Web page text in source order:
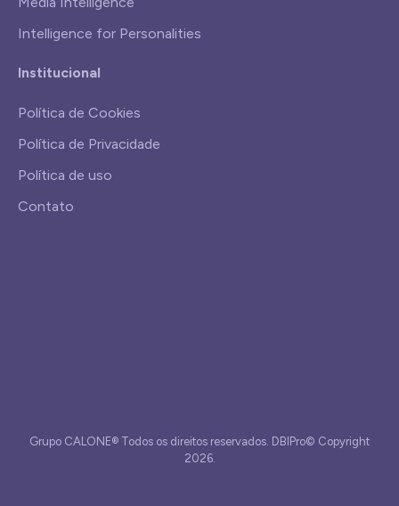
Intelligence for Personalities
Institucional
Política de Cookies
Política de Privacidade
Política de uso
Contato
Grupo CALONE® Todos os direitos reservados. DBIPro© Copyright
2026.